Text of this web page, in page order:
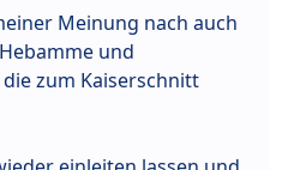
Meinung nach auch
und
zum Kaiserschnitt